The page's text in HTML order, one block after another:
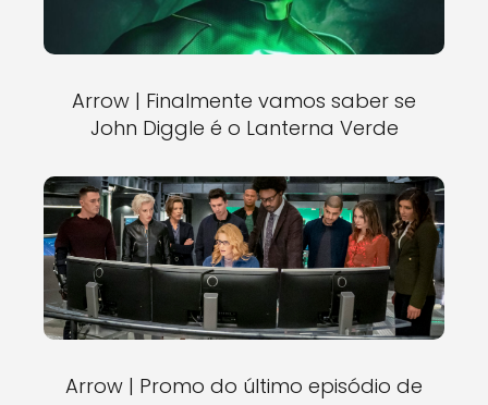
Arrow | Finalmente vamos saber se
John Diggle é o Lanterna Verde
Arrow | Promo do último episódio de